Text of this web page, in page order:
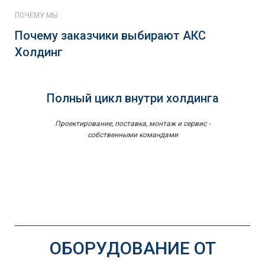
ПОЧЕМУ МЫ
Почему заказчики выбирают АКС
Холдинг
Полный цикл внутри холдинга
Проектирование, поставка, монтаж и сервис -
собственными командами
ОБОРУДОВАНИЕ ОТ